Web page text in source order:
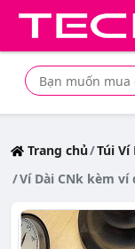
Tìm mua
Trang chủ Túi Ví
Ví Dài CNk kèm ví